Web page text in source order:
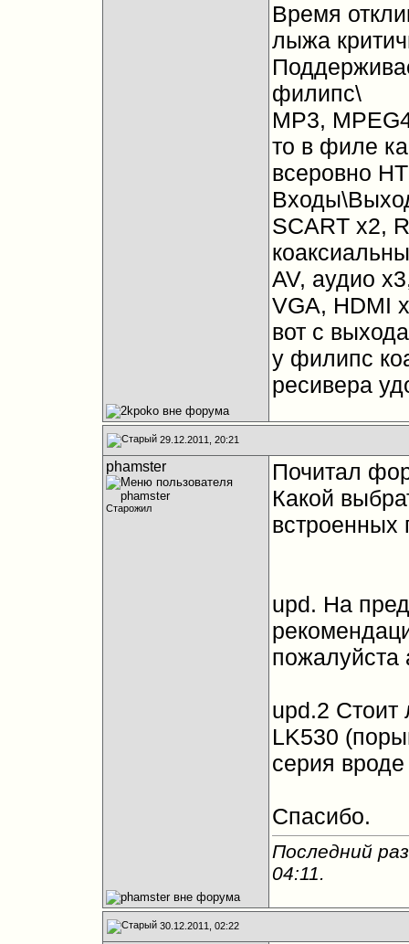
Время
лыжа
филипс\
MP3,
то в филе
всеровно
SCART x2,
AV, аудио
VGA, HDMI
вот с
у филипс
ресивера
29.12.2011, 20:21
phamster
Старожил
Почитал
Какой
встроенных
upd. На
пожалуйста
upd.2 Стоит
LK530
серия
Спасибо.
Последний
04:11.
30.12.2011, 02:22